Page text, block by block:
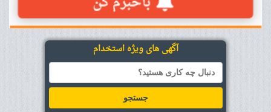
آگهی های ویژه استخدام
جستجو